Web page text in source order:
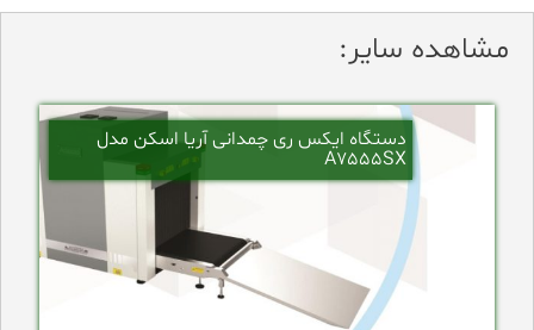
مشاهده سایر:
دستگاه ایکس ری چمدانی آریا اسکن مدل
A7555SX